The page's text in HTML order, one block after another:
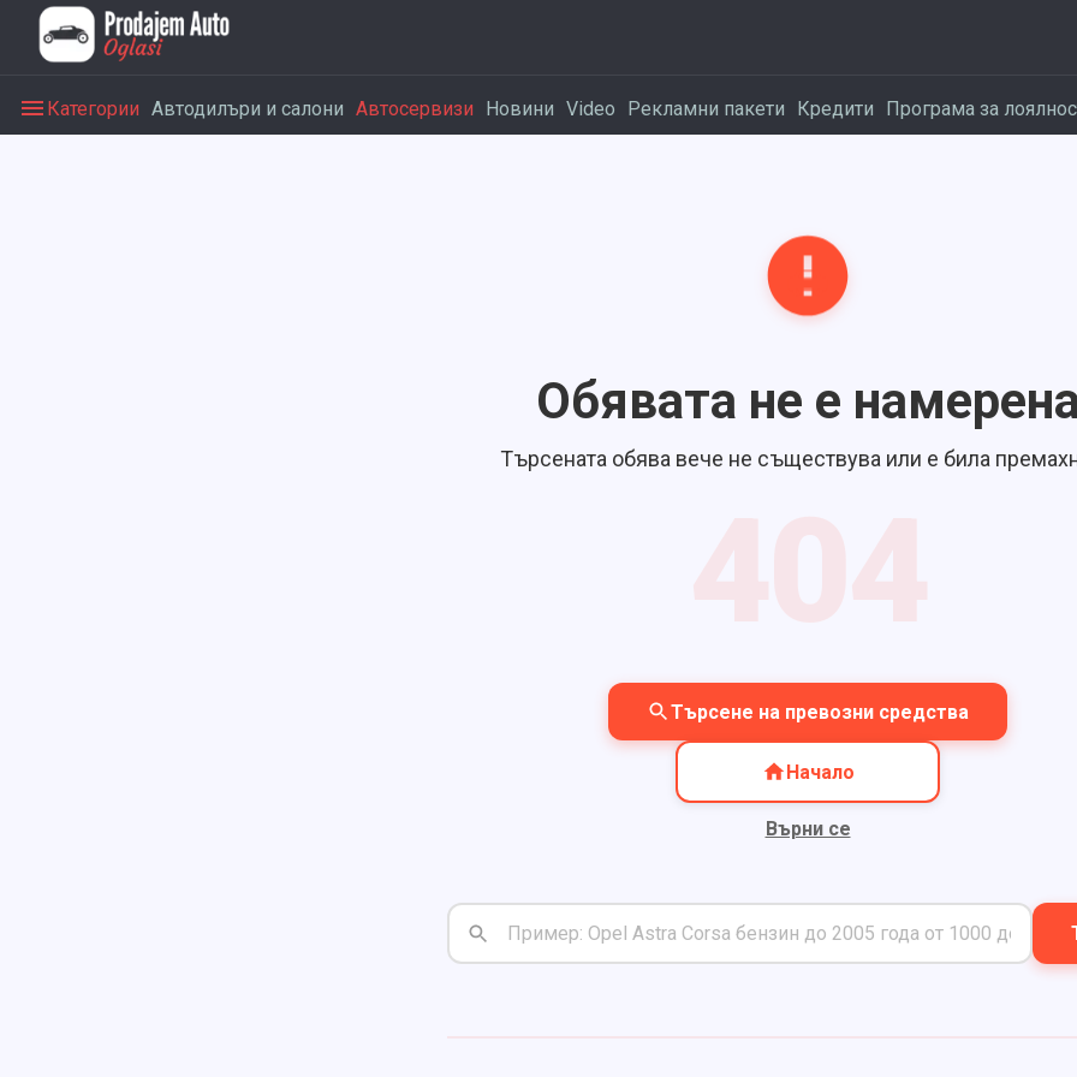
Категории Автодилъри и салони Автосервизи Новини Video Рекламни пакети Кредити Програма за
Обявата не е
Търсената обява вече не съществува или е била
Търсене на превозни средства
Начало
Върни се